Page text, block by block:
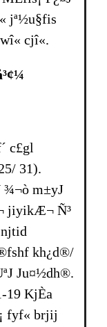
jª½u§fis
cjî«.
c£gl
31).
¾¬ò m±yJ
jiyikÆ¬ Ñ³
kh¿d®/
Ju¤½dh®.
19 KjÈa
fyf« br­jij